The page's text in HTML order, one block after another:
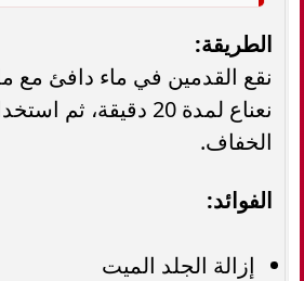
الطريقة:
نقع القدمين في ماء دافئ
نعناع لمدة 20 دقيقة، ثم
الخفاف.
الفوائد:
إزالة الجلد الميت